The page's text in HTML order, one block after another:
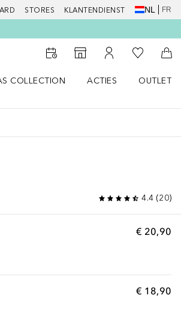
STORES KLANTENDIENST NL FR
Naar StorefinderNaar Mijn Account
Naar Mijn
COLLECTION
ACTIES
OUTLET
4.4(20)
€ 20,90
€ 18,90